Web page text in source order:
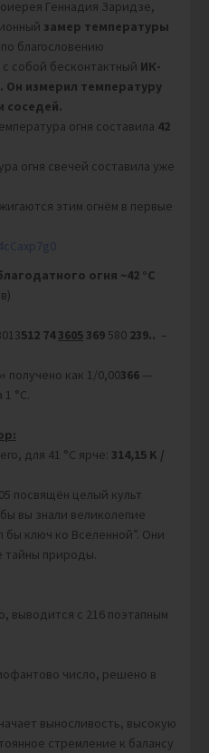
Геннадия Заридзе,
замер температуры
благословению
собой бесконтактный ИК-
измерил температуру
соседей.
огня составила 42
огня свечей составила уже
этим огнём в первые
огня ~42 °С
512 74 3605 369 580 239.. –
» получено как 1/0,00366 —
°С.
для 41 °С ярче: 314,15 K /
посвящён целый культ
вы знали великолепие
бы ключ ко Вселенной”. Они
тайны природы.
выводится с 216 поэтапным
число, решено в
выносливость, высокую
стремление к балансу